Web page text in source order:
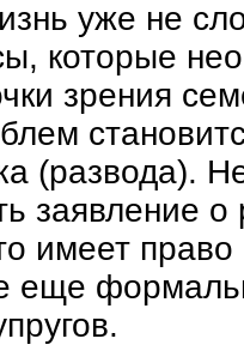
уже не
которые
зрения
(развода).
заявление о
имеет право
еще